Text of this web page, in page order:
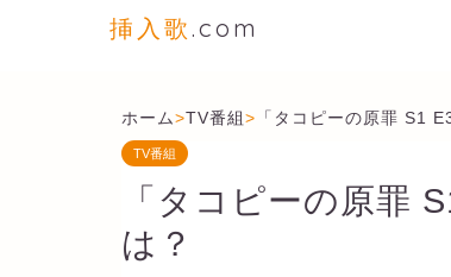
挿入歌.com
ホーム>TV番組> 「タコピーの原罪 S1
TV番組
「タコピーの原罪
は？